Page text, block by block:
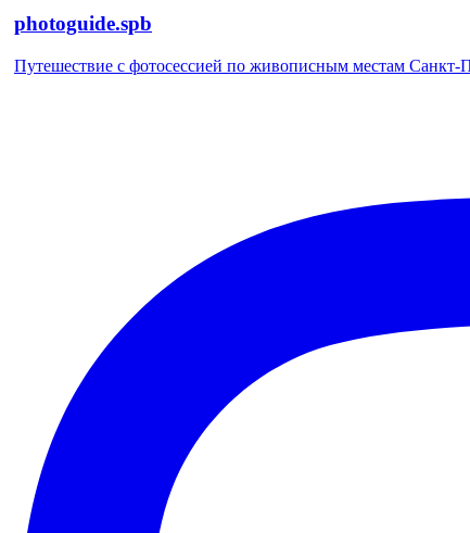
photoguide.spb
Путешествие с фотосессией по живописным местам Санкт-